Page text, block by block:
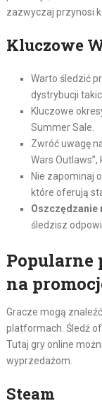
zazwyczaj przynosi
Kluczowe
Warto śledzić
dystrybucji
Kluczowe
Summer Sale.
Zwróć uwagę
Wars
Nie zapominaj
które oferują
Oszczędzanie
śledzisz
Popularne
na
Gracze mogą
platformach. Śledź
Tutaj gry online
wyprzedażom.
Steam